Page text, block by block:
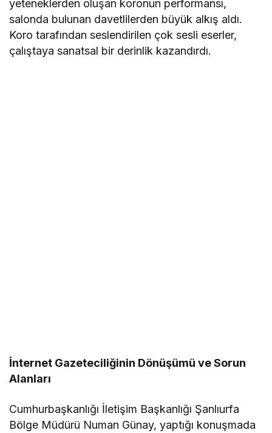
yeteneklerden oluşan koronun performansı,
salonda bulunan davetlilerden büyük alkış aldı.
Koro tarafından seslendirilen çok sesli eserler,
çalıştaya sanatsal bir derinlik kazandırdı.
İnternet Gazeteciliğinin Dönüşümü ve Sorun
Alanları
Cumhurbaşkanlığı İletişim Başkanlığı Şanlıurfa
Bölge Müdürü Numan Günay, yaptığı konuşmada